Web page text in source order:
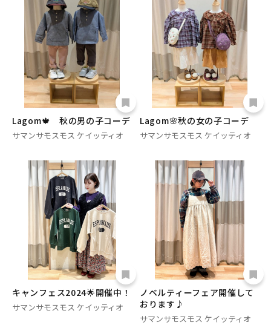
Lagom🍁 秋の男の子コーデ
サマンサモスモス ケイッティオ
Lagom🌸秋の女の子コーデ
サマンサモスモス ケイッティオ
キャンフェス2024🌟開催中！
サマンサモスモス ケイッティオ
ノベルティーフェア開催して
おります♪
サマンサモスモス ケイッティオ